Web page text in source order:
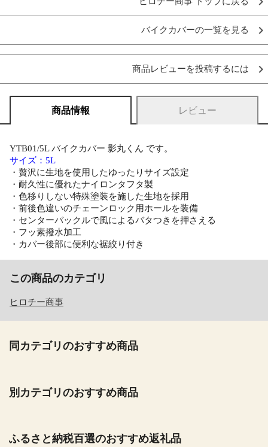
バイクカバーの一覧を見る
商品レビューを投稿するには
商品情報 レビュー
YTB01/5L バイクカバー 影丸くん です。
サイズ：5L
・贅沢に生地を使用したゆったりサイズ設定
・耐久性に優れたナイロンタフタ製
・色移りしない特殊塗装を施した生地を採用
・前後色違いのチェーンロック用ホールを装備
・センターバックルで風によるバタつきを押さえる
・フッ素撥水加工
・カバー後部に便利な裾絞り付き
この商品のカテゴリ
ヒロチー商事
同カテゴリのおすすめ商品
別カテゴリのおすすめ商品
ふるさと納税百選のおすすめ返礼品